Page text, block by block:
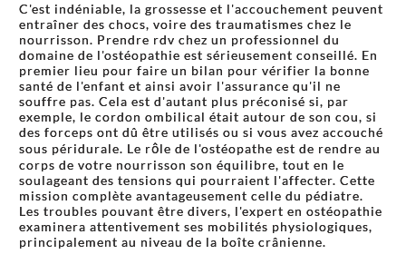
C'est indéniable, la grossesse et l'accouchement peuvent
entraîner des chocs, voire des traumatismes chez le
nourrisson. Prendre rdv chez un professionnel du
domaine de l'ostéopathie est sérieusement conseillé. En
premier lieu pour faire un bilan pour vérifier la bonne
santé de l'enfant et ainsi avoir l'assurance qu'il ne
souffre pas. Cela est d'autant plus préconisé si, par
exemple, le cordon ombilical était autour de son cou, si
des forceps ont dû être utilisés ou si vous avez accouché
sous péridurale. Le rôle de l'ostéopathe est de rendre au
corps de votre nourrisson son équilibre, tout en le
soulageant des tensions qui pourraient l'affecter. Cette
mission complète avantageusement celle du pédiatre.
Les troubles pouvant être divers, l'expert en ostéopathie
examinera attentivement ses mobilités physiologiques,
principalement au niveau de la boîte crânienne.